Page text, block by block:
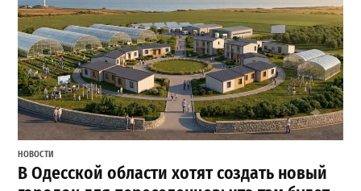
НОВОСТИ
В Одесской области хотят создать новый